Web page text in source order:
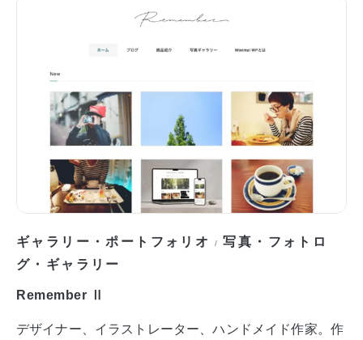
ギャラリー・ポートフォリオ /写真・フォトロ
グ・ギャラリー
Remember Ⅱ
デザイナー、イラストレーター、ハンドメイド作家。作